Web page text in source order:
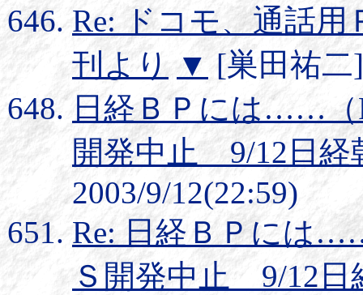
Re: ドコモ、通話
刊より
▼ [巣田祐二
日経ＢＰには……（
開発中止 9/12日経
2003/9/12(22:59)
Re: 日経ＢＰには
Ｓ開発中止 9/12日